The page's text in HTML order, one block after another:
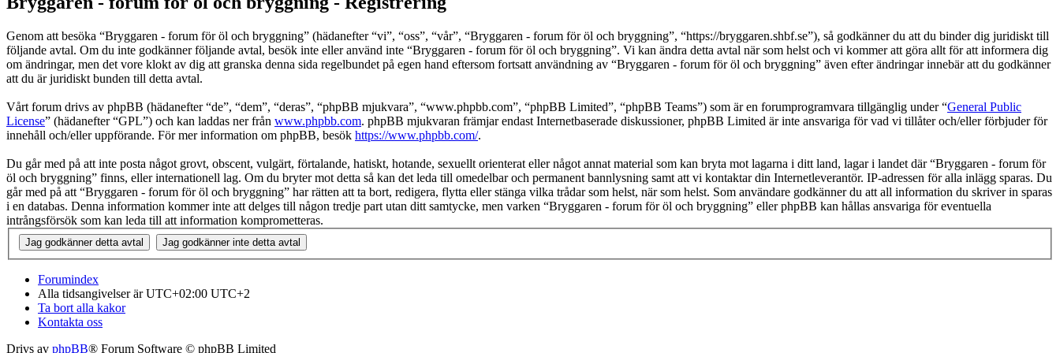
Genom att besöka “Bryggaren - forum för öl och bryggning” (hädanefter “vi”, “oss”, “vår”, “Bryggaren - forum för öl och bryggning”, “https://bryggaren.shbf.se”), så godkänner du att du binder dig juridiskt till
följande avtal. Om du inte godkänner följande avtal, besök inte eller använd inte “Bryggaren - forum för öl och bryggning”. Vi kan ändra detta avtal när som helst och vi kommer att göra allt för att informera dig
om ändringar, men det vore klokt av dig att granska denna sida regelbundet på egen hand eftersom fortsatt användning av “Bryggaren - forum för öl och bryggning” även efter ändringar innebär att du godkänner
att du är juridiskt bunden till detta avtal.
Vårt forum drivs av phpBB (hädanefter “de”, “dem”, “deras”, “phpBB mjukvara”, “www.phpbb.com”, “phpBB Limited”, “phpBB Teams”) som är en forumprogramvara tillgänglig under “General Public
License” (hädanefter “GPL”) och kan laddas ner från www.phpbb.com. phpBB mjukvaran främjar endast Internetbaserade diskussioner, phpBB Limited är inte ansvariga för vad vi tillåter och/eller förbjuder för
innehåll och/eller uppförande. För mer information om phpBB, besök https://www.phpbb.com/.
Du går med på att inte posta något grovt, obscent, vulgärt, förtalande, hatiskt, hotande, sexuellt orienterat eller något annat material som kan bryta mot lagarna i ditt land, lagar i landet där “Bryggaren - forum för
öl och bryggning” finns, eller internationell lag. Om du bryter mot detta så kan det leda till omedelbar och permanent bannlysning samt att vi kontaktar din Internetleverantör. IP-adressen för alla inlägg sparas. Du
går med på att “Bryggaren - forum för öl och bryggning” har rätten att ta bort, redigera, flytta eller stänga vilka trådar som helst, när som helst. Som användare godkänner du att all information du skriver in sparas
i en databas. Denna information kommer inte att delges till någon tredje part utan ditt samtycke, men varken “Bryggaren - forum för öl och bryggning” eller phpBB kan hållas ansvariga för eventuella
intrångsförsök som kan leda till att information komprometteras.
Forumindex
Alla tidsangivelser är UTC+02:00 UTC+2
Ta bort alla kakor
Kontakta oss
Drivs av phpBB® Forum Software © phpBB Limited